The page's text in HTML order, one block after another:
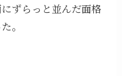
ずらっと並んだ面格
。